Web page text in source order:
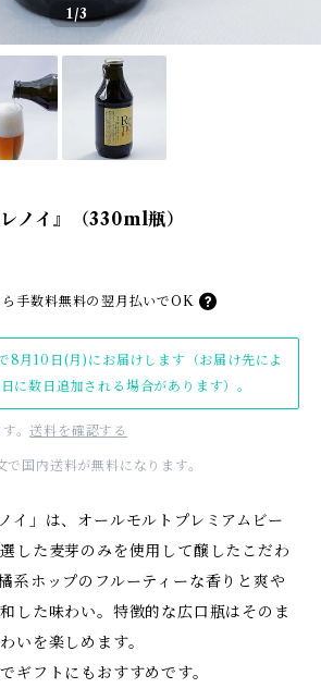
1/3
ノイ』（330ml瓶）
手数料無料の 翌月払いでOK
8月10日(月)にお届けします（お届け先によ
に数日追加される場合があります）。
。送料を確認する
国内送料が無料になります。
イ」は、オールモルトプレミアムビー
した麦芽のみを使用して醸したこだわ
系ホップのフルーティーな香りと爽や
した味わい。特徴的な広口瓶はそのま
いを楽しめます。
ギフトにもおすすめです。